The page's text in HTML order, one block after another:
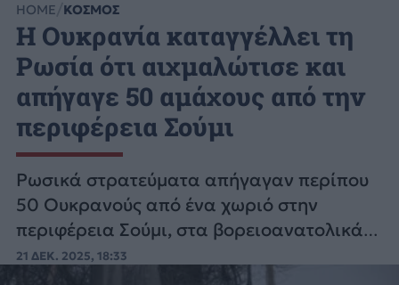
HOME ΚΟΣΜΟΣ
Η Ουκρανία καταγγέλλει τη
Ρωσία ότι αιχμαλώτισε και
απήγαγε 50 αμάχους από την
περιφέρεια Σούμι
Ρωσικά στρατεύματα απήγαγαν περίπου
50 Ουκρανούς από ένα χωριό στην
περιφέρεια Σούμι, στα βορειοανατολικά
σύνορα και τους μετέφεραν στη Ρωσία.
21 ΔΕΚ. 2025, 18:33